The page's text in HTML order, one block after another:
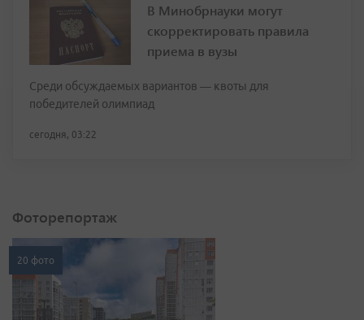
В Минобрнауки могут
скорректировать правила
приема в вузы
Среди обсуждаемых вариантов — квоты для
победителей олимпиад
сегодня, 03:22
Фоторепортаж
20 фото